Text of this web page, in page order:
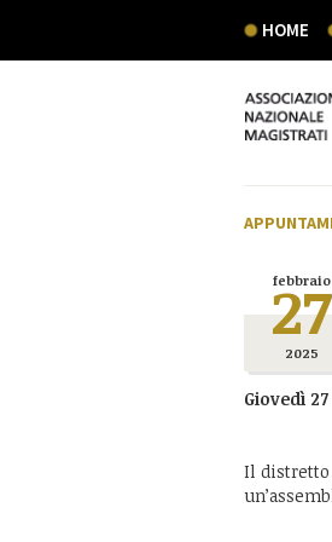
HOME
febbraio
27
2025
Giovedì
Il distretto